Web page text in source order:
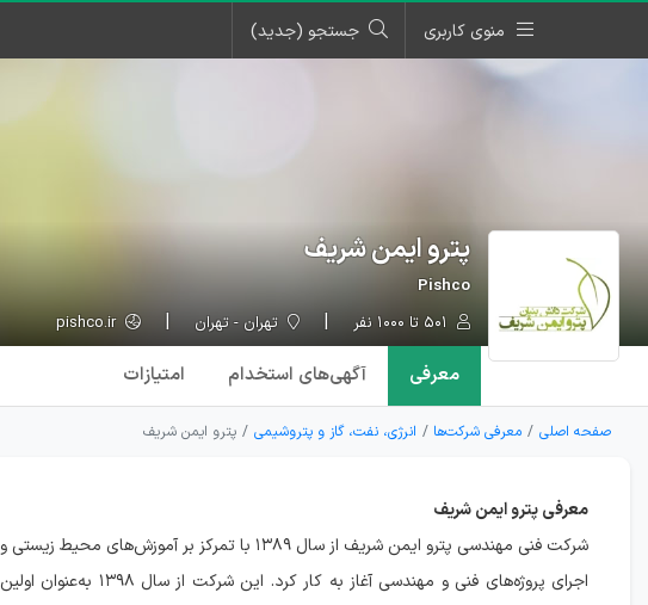
منوی کاربری جستجو (جدید)
پترو ایمن شریف
Pishco
تهران - تهران pishco.ir
معرفی آگهی‌های استخدام امتیازات
صفحه اصلی معرفی شرکت‌ها انرژی، نفت، گاز و پتروشیمی پترو ایمن شریف
معرفی پترو ایمن شریف
شرکت فنی مهندسی پترو ایمن شریف از سال ۱۳۸۹ با تمرکز بر آموزش‌های محیط زیستی و
اجرای پروژه‌های فنی و مهندسی آغاز به کار کرد. این شرکت از سال ۱۳۹۸ به‌عنوان اولین